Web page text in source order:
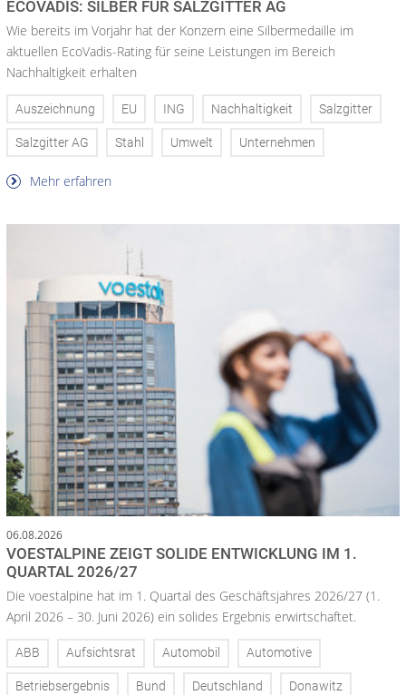
ECOVADIS: SILBER FÜR SALZGITTER AG
Wie bereits im Vorjahr hat der Konzern eine Silbermedaille im
aktuellen EcoVadis-Rating für seine Leistungen im Bereich
Nachhaltigkeit erhalten
Auszeichnung EU ING Nachhaltigkeit Salzgitter
Salzgitter AG Stahl Umwelt Unternehmen
Mehr erfahren
06.08.2026
VOESTALPINE ZEIGT SOLIDE ENTWICKLUNG IM 1.
QUARTAL 2026/27
Die voestalpine hat im 1. Quartal des Geschäftsjahres 2026/27 (1.
April 2026 – 30. Juni 2026) ein solides Ergebnis erwirtschaftet.
ABB Aufsichtsrat Automobil Automotive
Betriebsergebnis Bund Deutschland Donawitz